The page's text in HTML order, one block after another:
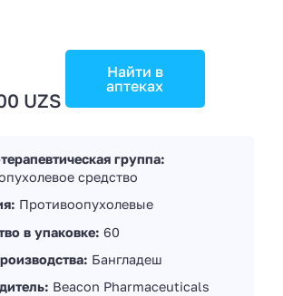
UZS
Найти в
аптеках
группа:
средство
Противоопухолевые
в упаковке: 60
Бангладеш
Beacon Pharmaceuticals